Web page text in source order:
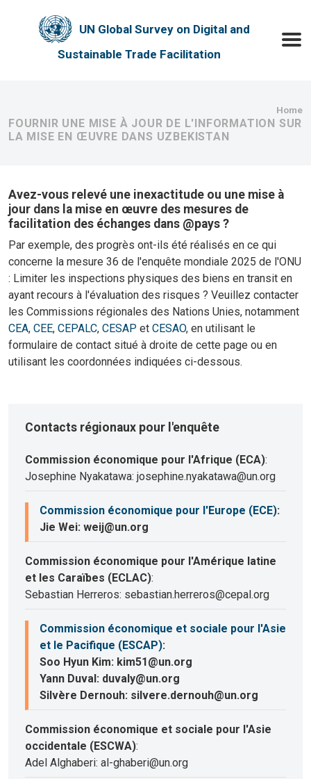
UN Global Survey on Digital and
Sustainable Trade Facilitation
Home
FOURNIR UNE MISE À JOUR DE L'INFORMATION SUR
LA MISE EN ŒUVRE DANS UZBEKISTAN
Avez-vous relevé une inexactitude ou une mise à
jour dans la mise en œuvre des mesures de
facilitation des échanges dans @pays ?
Par exemple, des progrès ont-ils été réalisés en ce qui
concerne la mesure 36 de l'enquête mondiale 2025 de l'ONU
: Limiter les inspections physiques des biens en transit en
ayant recours à l'évaluation des risques ? Veuillez contacter
les Commissions régionales des Nations Unies, notamment
CEA, CEE, CEPALC, CESAP et CESAO, en utilisant le
formulaire de contact situé à droite de cette page ou en
utilisant les coordonnées indiquées ci-dessous.
Contacts régionaux pour l'enquête
Commission économique pour l'Afrique (ECA):
Josephine Nyakatawa: josephine.nyakatawa@un.org
Commission économique pour l'Europe (ECE):
Jie Wei: weij@un.org
Commission économique pour l'Amérique latine
et les Caraïbes (ECLAC):
Sebastian Herreros: sebastian.herreros@cepal.org
Commission économique et sociale pour l'Asie
et le Pacifique (ESCAP):
Soo Hyun Kim: kim51@un.org
Yann Duval: duvaly@un.org
Silvère Dernouh: silvere.dernouh@un.org
Commission économique et sociale pour l'Asie
occidentale (ESCWA):
Adel Alghaberi: al-ghaberi@un.org